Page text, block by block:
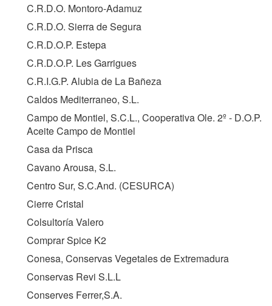
C.R.D.O. Montoro-Adamuz
C.R.D.O. Sierra de Segura
C.R.D.O.P. Estepa
C.R.D.O.P. Les Garrigues
C.R.I.G.P. Alubia de La Bañeza
Caldos Mediterraneo, S.L.
Campo de Montiel, S.C.L., Cooperativa Ole. 2º - D.O.P.
Aceite Campo de Montiel
Casa da Prisca
Cavano Arousa, S.L.
Centro Sur, S.C.And. (CESURCA)
Cierre Cristal
Colsultoría Valero
Comprar Spice K2
Conesa, Conservas Vegetales de Extremadura
Conservas Revi S.L.L
Conserves Ferrer,S.A.